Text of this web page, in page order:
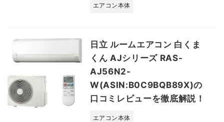
エアコン本体
日立 ルームエアコン 白くま
くん AJシリーズ RAS-
AJ56N2-
W(ASIN:B0C9BQB89X)の
口コミレビューを徹底解説！
エアコン本体